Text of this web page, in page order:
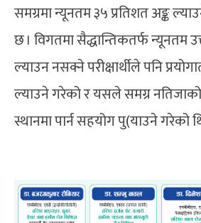
समग्रमा न्यूनतम ३५ प्रतिशत अङ्क
छ । विगतमा सैद्धान्तिकतर्फ न्यूनतम
ल्याउन नसक्ने परीक्षार्थीले पनि
ल्याउने गरेको र यसले समग्र नतिजाको
स्थानमा पार्न सहयोग पु(याउने गरेको